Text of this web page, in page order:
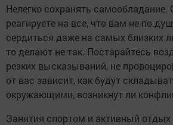
Нелегко сохранять самообладание.
реагируете на все, что вам не по
сердиться даже на самых близких
то делают не так. Постарайтесь
резких высказываний, не
от вас зависит, как будут
окружающими, возникнут ли
Занятия спортом и активный